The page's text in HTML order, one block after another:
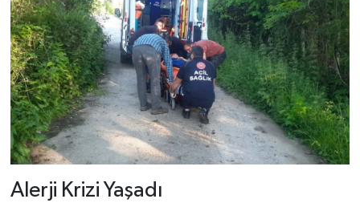
Alerji Krizi Yaşadı
Dünya Haberleri
Yerel Haberler
Haber Arşivi